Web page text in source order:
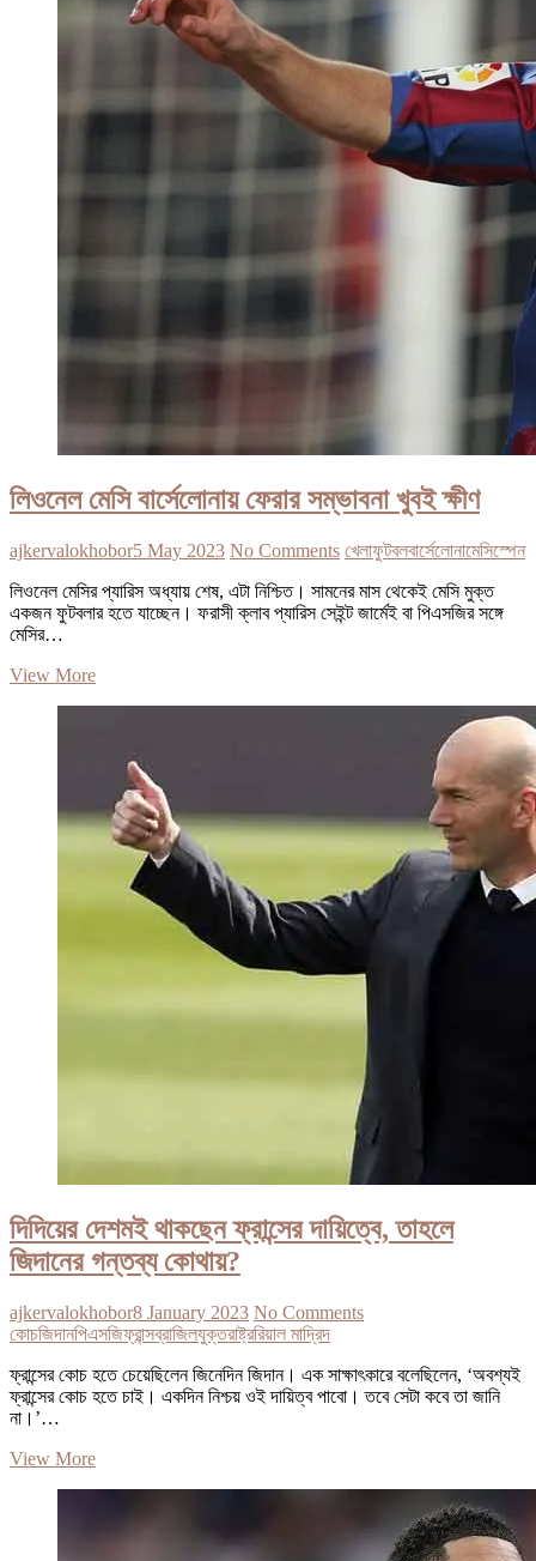
লিওনেল মেসি বার্সেলোনায় ফেরার সম্ভাবনা খুবই ক্ষীণ
ajkervalokhobor5 May 2023 No Comments খেলাফুটবলবার্সেলোনামেসিস্পেন
লিওনেল মেসির প্যারিস অধ্যায় শেষ, এটা নিশ্চিত। সামনের মাস থেকেই মেসি মুক্ত
একজন ফুটবলার হতে যাচ্ছেন। ফরাসী ক্লাব প্যারিস সেইন্ট জার্মেই বা পিএসজির সঙ্গে
মেসির…
View Moreলিওনেল
সম্ভাবনা
ক্ষীণ
দিদিয়ের দেশমই থাকছেন ফ্রান্সের দায়িত্বে, তাহলে
জিদানের গন্তব্য কোথায়?
ajkervalokhobor8 January 2023 No Comments
কোচজিদানপিএসজিফ্রান্সব্রাজিলযুক্তরাষ্ট্ররিয়াল মাদ্রিদ
ফ্রান্সের কোচ হতে চেয়েছিলেন জিনেদিন জিদান। এক সাক্ষাৎকারে বলেছিলেন, ‘অবশ্যই
ফ্রান্সের কোচ হতে চাই। একদিন নিশ্চয় ওই দায়িত্ব পাবো। তবে সেটা কবে তা জানি
না।’…
View Moreদিদিয়ের